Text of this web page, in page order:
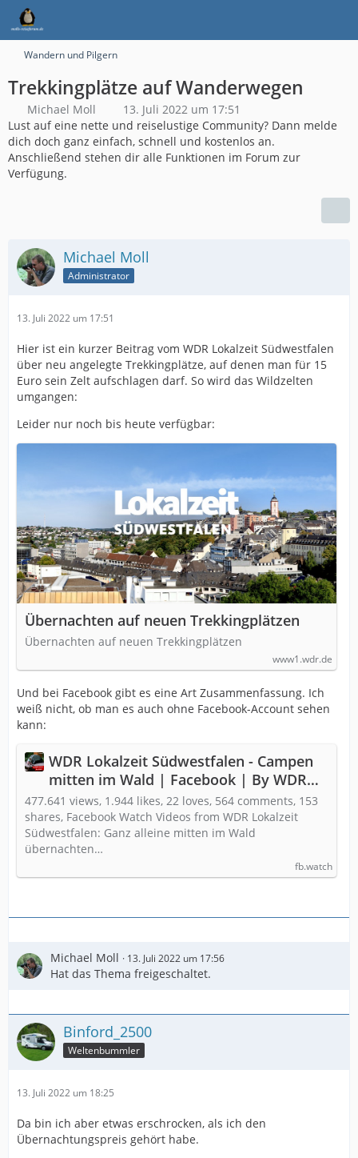
Wandern und Pilgern
Trekkingplätze auf Wanderwegen
Michael Moll
13. Juli 2022 um 17:51
Lust auf eine nette und reiselustige Community? Dann melde
dich doch ganz einfach, schnell und kostenlos an.
Anschließend stehen dir alle Funktionen im Forum zur
Verfügung.
Michael Moll
Administrator
13. Juli 2022 um 17:51
Hier ist ein kurzer Beitrag vom WDR Lokalzeit Südwestfalen
über neu angelegte Trekkingplätze, auf denen man für 15
Euro sein Zelt aufschlagen darf. So wird das Wildzelten
umgangen:
Leider nur noch bis heute verfügbar:
Übernachten auf neuen Trekkingplätzen
Übernachten auf neuen Trekkingplätzen
www1.wdr.de
Und bei Facebook gibt es eine Art Zusammenfassung. Ich
weiß nicht, ob man es auch ohne Facebook-Account sehen
kann:
WDR Lokalzeit Südwestfalen - Campen
mitten im Wald | Facebook | By WDR
Lokalzeit Südwestfalen | Ganz alleine
mitten im Wald übernachten - Jenny
Müller hat es gewagt, auf einem von
sechs neuen Trekkingsplätzen⛺️🌲
477.641 views, 1.944 likes, 22 loves, 564 comments, 153
shares, Facebook Watch Videos from WDR Lokalzeit
Südwestfalen: Ganz alleine mitten im Wald
übernachten…
fb.watch
Michael Moll 13. Juli 2022 um 17:56
Hat das Thema freigeschaltet.
Binford_2500
Weltenbummler
13. Juli 2022 um 18:25
Da bin ich aber etwas erschrocken, als ich den
Übernachtungspreis gehört habe.